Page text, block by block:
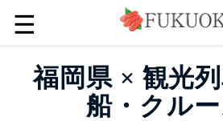
☰
福岡県 × 観光
船・クル